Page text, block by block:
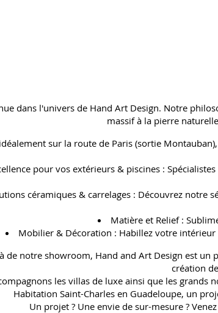
dans l'univers de Hand Art Design. Notre
massif à la pierre
sur la route de Paris (sortie
pour vos extérieurs & piscines :
céramiques & carrelages : Découvrez notre
Matière et Relief :
Mobilier & Décoration : Habillez votre intérieur
de notre showroom, Hand and Art Design est un
création
les villas de luxe ainsi que les
Habitation Saint-Charles en Guadeloupe, un
Un projet ? Une envie de sur-mesure ?